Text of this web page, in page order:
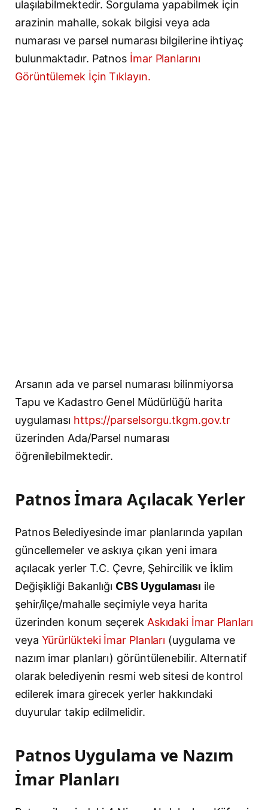
ulaşılabilmektedir. Sorgulama yapabilmek için
arazinin mahalle, sokak bilgisi veya ada
numarası ve parsel numarası bilgilerine ihtiyaç
bulunmaktadır. Patnos İmar Planlarını
Görüntülemek İçin Tıklayın.
Arsanın ada ve parsel numarası bilinmiyorsa
Tapu ve Kadastro Genel Müdürlüğü harita
uygulaması https://parselsorgu.tkgm.gov.tr
üzerinden Ada/Parsel numarası
öğrenilebilmektedir.
Patnos İmara Açılacak Yerler
Patnos Belediyesinde imar planlarında yapılan
güncellemeler ve askıya çıkan yeni imara
açılacak yerler T.C. Çevre, Şehircilik ve İklim
Değişikliği Bakanlığı CBS Uygulaması ile
şehir/ilçe/mahalle seçimiyle veya harita
üzerinden konum seçerek Askıdaki İmar Planları
veya Yürürlükteki İmar Planları (uygulama ve
nazım imar planları) görüntülenebilir. Alternatif
olarak belediyenin resmi web sitesi de kontrol
edilerek imara girecek yerler hakkındaki
duyurular takip edilmelidir.
Patnos Uygulama ve Nazım
İmar Planları